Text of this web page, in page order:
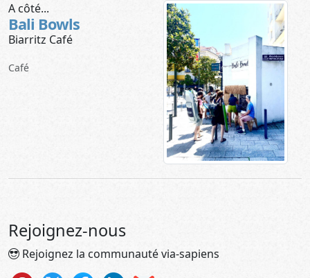
A côté...
Bali Bowls
Biarritz Café
Café
Rejoignez-nous
Rejoignez la communauté via-sapiens